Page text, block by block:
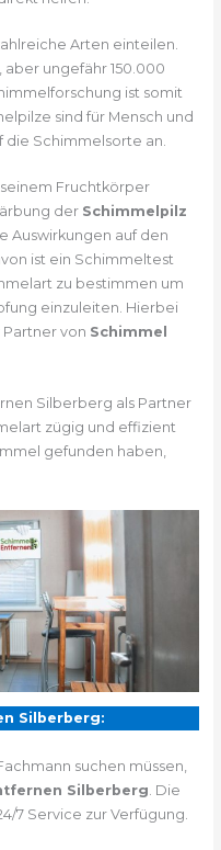
Arten einteilen.
aber ungefähr 150.000
ist somit
sind für Mensch und
die Schimmelsorte an.
Fruchtkörper
der Schimmelpilz
Auswirkungen auf den
ist ein Schimmeltest
zu bestimmen um
einzuleiten. Hierbei
von Schimmel
Silberberg als Partner
zügig und effizient
gefunden haben,
Silberberg:
suchen müssen,
Silberberg . Die
7 Service zur Verfügung.